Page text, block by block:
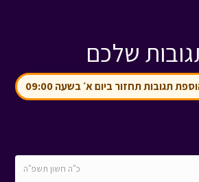
שלכם
תגובות תחזור ביום א׳ בשעה 09:00
כ"ה חשון תשפ"ה